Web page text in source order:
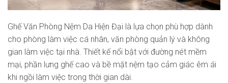
Ghế Văn Phòng Nệm Da Hiện Đại là lựa chọn phù hợp dành
cho phòng làm việc cá nhân, văn phòng quản lý và không
gian làm việc tại nhà. Thiết kế nổi bật với đường nét mềm
mại, phần lưng ghế cao và bề mặt nệm tạo cảm giác êm ái
khi ngồi làm việc trong thời gian dài.